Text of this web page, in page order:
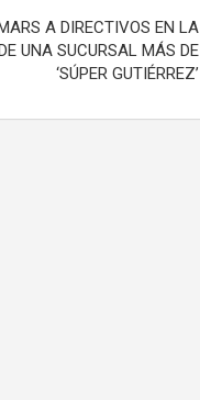
A DIRECTIVOS EN LA
UNA SUCURSAL MÁS DE
‘SÚPER GUTIÉRREZ’